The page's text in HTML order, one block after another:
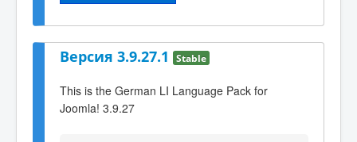
Версия 3.9.27.1 Stable
This is the German LI Language Pack for
Joomla! 3.9.27